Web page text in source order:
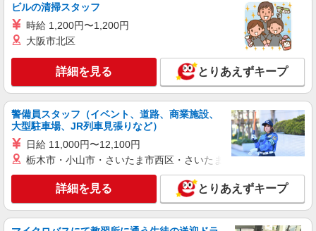
ビルの清掃スタッフ
時給 1,200円〜1,200円
大阪市北区
詳細を見る とりあえずキープ
警備員スタッフ（イベント、道路、商業施設、
大型駐車場、JR列車見張りなど）
日給 11,000円〜12,100円
栃木市・小山市・さいたま市西区・さいたま市岩槻区・久喜市・
詳細を見る とりあえずキープ